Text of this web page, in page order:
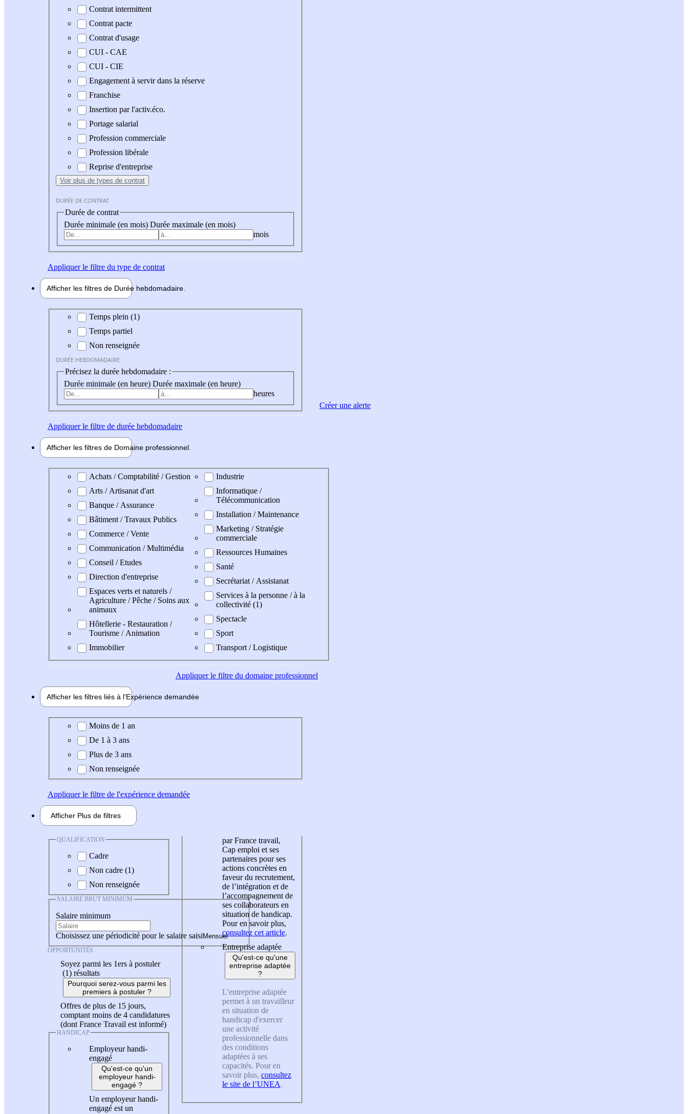
Contrat intermittent
Contrat pacte
Contrat d'usage
CUI - CAE
CUI - CIE
Engagement à servir dans la réserve
Franchise
Insertion par l'activ.éco.
Portage salarial
Profession commerciale
Profession libérale
Reprise d'entreprise
Voir plus de types de contrat
DURÉE DE CONTRAT
Durée de contrat
Durée minimale (en mois) Durée maximale (en mois)
mois
Appliquerle filtre du type de contrat
Afficher les filtres de Durée hebdomadaire
Durée hebdomadaire
Temps plein (1)
Temps partiel
Non renseignée
DURÉE HEBDOMADAIRE
Précisez la durée hebdomadaire :
Durée minimale (en heure) Durée maximale (en heure)
heures
Appliquerle filtre de durée hebdomadaire
Afficher les filtres de Domaine professionnel
Domaine professionel
Achats / Comptabilité / Gestion
Arts / Artisanat d'art
Banque / Assurance
Bâtiment / Travaux Publics
Commerce / Vente
Communication / Multimédia
Conseil / Etudes
Direction d'entreprise
Espaces verts et naturels /
Agriculture / Pêche / Soins aux
animaux
Hôtellerie - Restauration /
Tourisme / Animation
Immobilier
Industrie
Informatique /
Télécommunication
Installation / Maintenance
Marketing / Stratégie
commerciale
Ressources Humaines
Santé
Secrétariat / Assistanat
Services à la personne / à la
collectivité (1)
Spectacle
Sport
Transport / Logistique
Appliquerle filtre du domaine professionnel
Afficher les filtres liés à l'Expérience demandée
Expérience demandée
Moins de 1 an
De 1 à 3 ans
Plus de 3 ans
Non renseignée
Appliquerle filtre de l'expérience demandée
Afficher Plus de filtres
QUALIFICATION
Cadre
Non cadre (1)
Non renseignée
SALAIRE BRUT MINIMUM
Salaire minimum
Choisissez une périodicité pour le salaire saisi
OPPORTUNITÉS
Soyez parmi les 1ers à postuler
(1) résultats
Pourquoi serez-vous parmi les
premiers à postuler ?
Offres de plus de 15 jours,
comptant moins de 4 candidatures
(dont France Travail est informé)
HANDICAP
Employeur handi-
engagé
Qu'est-ce qu'un
employeur handi-
engagé ?
Un employeur handi-
engagé est un
par France travail,
Cap emploi et ses
partenaires pour ses
actions concrètes en
faveur du recrutement,
de l’intégration et de
l’accompagnement de
ses collaborateurs en
situation de handicap.
Pour en savoir plus,
consultez cet article.
Entreprise adaptée
Qu'est-ce qu'une
entreprise adaptée
?
L'entreprise adaptée
permet à un travailleur
en situation de
handicap d'exercer
une activité
professionnelle dans
des conditions
adaptées à ses
capacités. Pour en
savoir plus, consultez
le site de l’UNEA.
Créer une alerte